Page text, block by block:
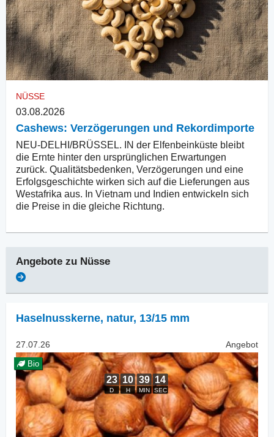
NÜSSE
03.08.2026
Cashews: Verzögerungen und Rekordimporte
NEU-DELHI/BRÜSSEL. IN der Elfenbeinküste bleibt
die Ernte hinter den ursprünglichen Erwartungen
zurück. Qualitätsbedenken, Verzögerungen und eine
Erfolgsgeschichte wirken sich auf die Lieferungen aus
Westafrika aus. In Vietnam und Indien entwickeln sich
die Preise in die gleiche Richtung.
Angebote zu Nüsse
Haselnusskerne, natur, 13/15 mm
27.07.26 Angebot
Bio